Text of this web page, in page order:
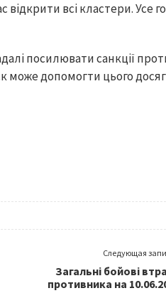
всі кластери. Усе
посилювати санкції
може допомогти цього
Следующая
Загальні бойові
противника на